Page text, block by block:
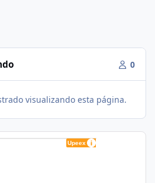
0
visualizando esta página.